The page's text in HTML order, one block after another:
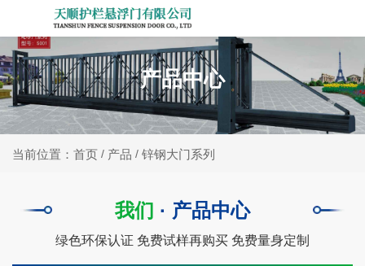
产品中心
当前位置：首页 / 产品 / 锌钢大门系列
我们 · 产品中心
绿色环保认证 免费试样再购买 免费量身定制